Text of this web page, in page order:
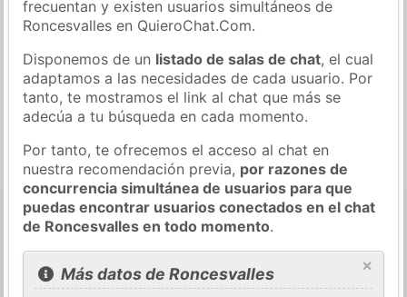
frecuentan y existen usuarios simultáneos de
Roncesvalles en QuieroChat.Com.
Disponemos de un listado de salas de chat, el cual
adaptamos a las necesidades de cada usuario. Por
tanto, te mostramos el link al chat que más se
adecúa a tu búsqueda en cada momento.
Por tanto, te ofrecemos el acceso al chat en
nuestra recomendación previa, por razones de
concurrencia simultánea de usuarios para que
puedas encontrar usuarios conectados en el chat
de Roncesvalles en todo momento.
×
Más datos de Roncesvalles